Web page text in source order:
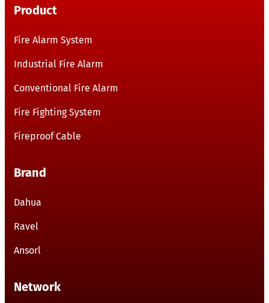
Product
Fire Alarm System
Industrial Fire Alarm
Conventional Fire Alarm
Fire Fighting System
Fireproof Cable
Brand
Dahua
Ravel
Ansorl
Network